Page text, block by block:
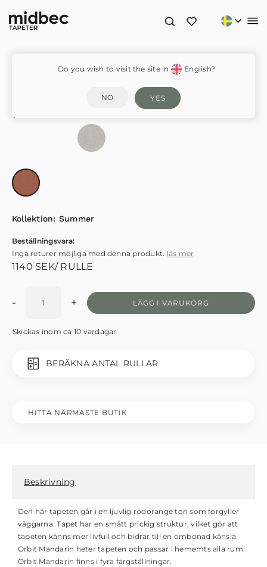
Orbit Mandarin – AGA702
Kollektion: Summer
VÄLJ FÄRGSTÄLLNING
1140 SEK/ RULLE
- + LÄGG I VARUKORG
Skickas inom ca 10 vardagar
Beställningsvara:
Inga returer möjliga med denna produkt. läs mer
BERÄKNA ANTAL RULLAR
HITTA NÄRMASTE BUTIK
Beskrivning
Den här tapeten går i en ljuvlig rödorange ton som förgyller
väggarna. Tapet har en smått prickig struktur, vilket gör att
tapeten känns mer livfull och bidrar till en ombonad känsla.
Orbit Mandarin heter tapeten och passar i hememts alla rum.
Orbit Mandarin finns i fyra färgställningar.
Do you wish to visit the site in English?
NO YES